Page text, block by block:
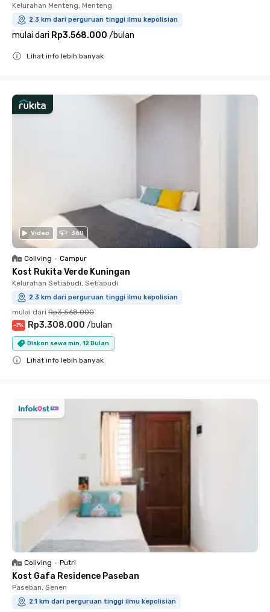
Kelurahan Menteng, Menteng
2.3 km dari perguruan tinggi ilmu kepolisian
mulai dari Rp3.568.000 /bulan
Lihat info lebih banyak
Video 360
Coliving • Campur
Kost Rukita Verde Kuningan
Kelurahan Setiabudi, Setiabudi
2.3 km dari perguruan tinggi ilmu kepolisian
mulai dari Rp3.568.000
-7% Rp3.308.000 /bulan
Diskon sewa min. 12 Bulan
Lihat info lebih banyak
Coliving • Putri
Kost Gafa Residence Paseban
Paseban, Senen
2.1 km dari perguruan tinggi ilmu kepolisian